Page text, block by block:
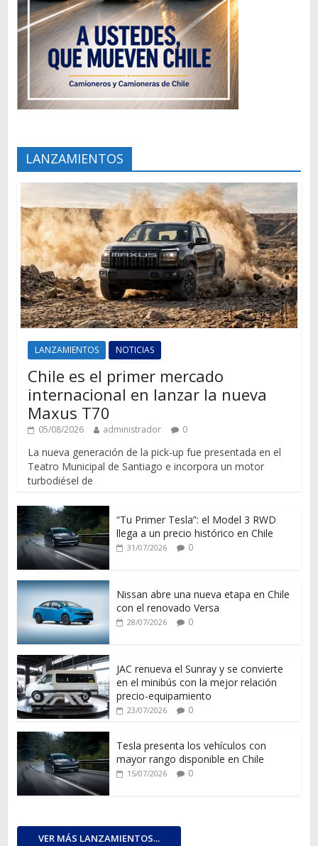
LANZAMIENTOS
LANZAMIENTOS NOTICIAS
Chile es el primer mercado
internacional en lanzar la nueva
Maxus T70
05/08/2026 administrador 0
La nueva generación de la pick-up fue presentada en el
Teatro Municipal de Santiago e incorpora un motor
turbodiésel de
“Tu Primer Tesla”: el Model 3 RWD
llega a un precio histórico en Chile
31/07/2026 0
Nissan abre una nueva etapa en Chile
con el renovado Versa
28/07/2026 0
JAC renueva el Sunray y se convierte
en el minibús con la mejor relación
precio-equipamiento
23/07/2026 0
Tesla presenta los vehículos con
mayor rango disponible en Chile
15/07/2026 0
VER MÁS LANZAMIENTOS...